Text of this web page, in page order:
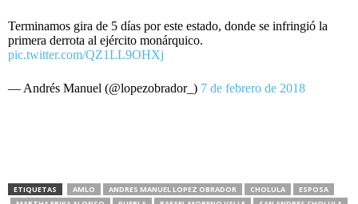
Terminamos gira de 5 días por este estado, donde se infringió la
primera derrota al ejército monárquico.
pic.twitter.com/QZ1LL9OHXj
— Andrés Manuel (@lopezobrador_) 7 de febrero de 2018
ETIQUETAS AMLO ANDRES MANUEL LOPEZ OBRADOR CHOLULA
ESPOSA